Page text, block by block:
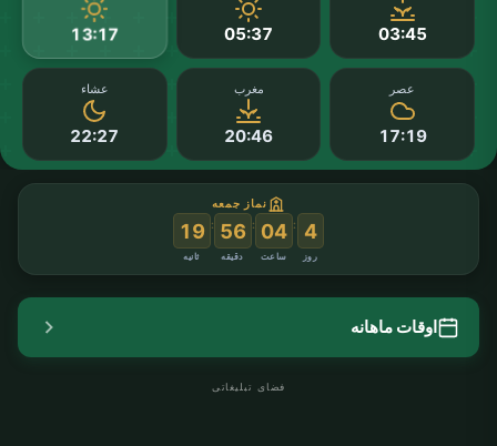
03:45
05:37
13:17
عصر
17:19
مغرب
20:46
عشاء
22:27
نماز جمعه
4
روز
:
04
ساعت
:
56
دقیقه
:
18
ثانیه
اوقات ماهانه
فضای تبلیغاتی